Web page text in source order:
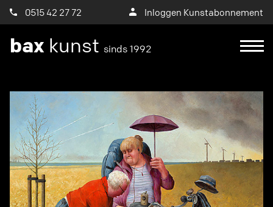
0515 42 27 72 Inloggen Kunstabonnement
bax kunst sinds 1992